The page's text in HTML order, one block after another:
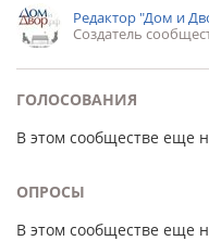
Редактор "Дом и
Создатель
ГОЛОСОВАНИЯ
В этом сообществе еще
ОПРОСЫ
В этом сообществе еще